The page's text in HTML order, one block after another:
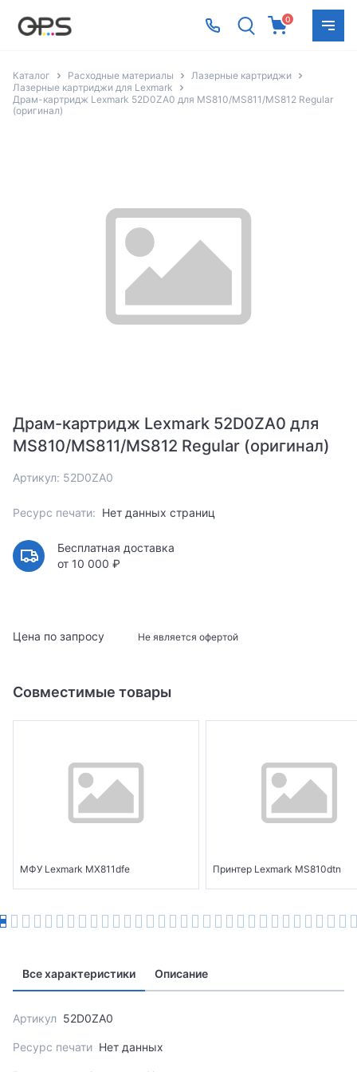
0
Каталог Расходные материалы
Лазерные картриджи
Лазерные картриджи для Lexmark
Драм-картридж Lexmark 52D0ZA0 для MS810/MS811/MS812 Regular
(оригинал)
Драм-картридж Lexmark 52D0ZA0 для
MS810/MS811/MS812 Regular (оригинал)
Артикул: 52D0ZA0
Ресурс печати: Нет данных страниц
Бесплатная доставка
от 10 000 ₽
Цена по запросу Не является офертой
Совместимые товары
МФУ Lexmark MX811dfe Принтер Lexmark MS810dtn
Все характеристики Описание
Артикул 52D0ZA0
Ресурс печати Нет данных